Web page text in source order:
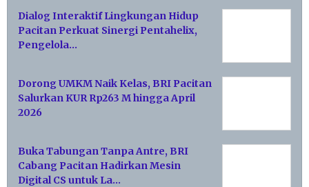
Dialog Interaktif Lingkungan Hidup
Pacitan Perkuat Sinergi Pentahelix,
Pengelola…
Dorong UMKM Naik Kelas, BRI Pacitan
Salurkan KUR Rp263 M hingga April
2026
Buka Tabungan Tanpa Antre, BRI
Cabang Pacitan Hadirkan Mesin
Digital CS untuk La…